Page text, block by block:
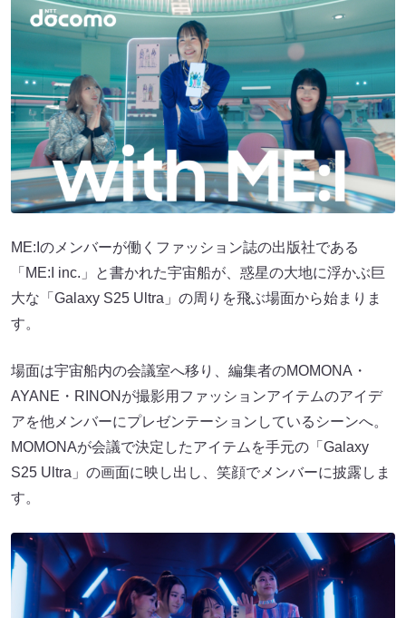
ME:Iのメンバーが働くファッション誌の出版社である
「ME:I inc.」と書かれた宇宙船が、惑星の大地に浮かぶ巨
大な「Galaxy S25 Ultra」の周りを飛ぶ場面から始まりま
す。
場面は宇宙船内の会議室へ移り、編集者のMOMONA・
AYANE・RINONが撮影用ファッションアイテムのアイデ
アを他メンバーにプレゼンテーションしているシーンへ。
MOMONAが会議で決定したアイテムを手元の「Galaxy
S25 Ultra」の画面に映し出し、笑顔でメンバーに披露しま
す。